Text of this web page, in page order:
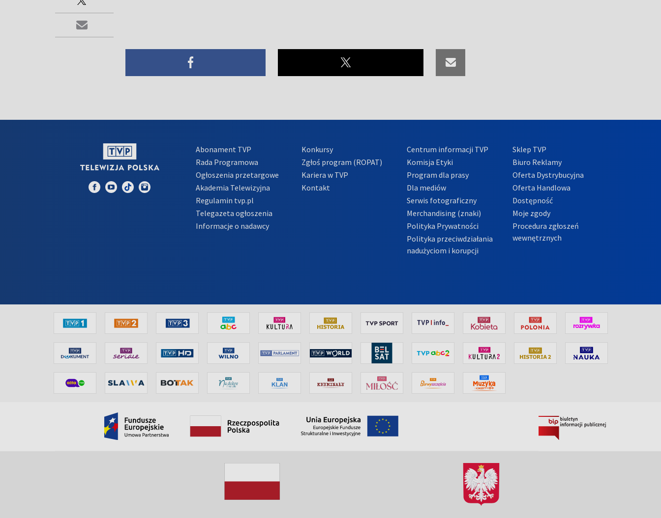
Abonament TVP
Rada Programowa
Ogłoszenia przetargowe
Akademia Telewizyjna
Regulamin tvp.pl
Telegazeta ogłoszenia
Informacje o nadawcy
Konkursy
Zgłoś program (ROPAT)
Kariera w TVP
Kontakt
Centrum informacji TVP
Komisja Etyki
Program dla prasy
Dla mediów
Serwis fotograficzny
Merchandising (znaki)
Polityka Prywatności
Polityka przeciwdziałania
nadużyciom i korupcji
Sklep TVP
Biuro Reklamy
Oferta Dystrybucyjna
Oferta Handlowa
Dostępność
Moje zgody
Procedura zgłoszeń
wewnętrznych